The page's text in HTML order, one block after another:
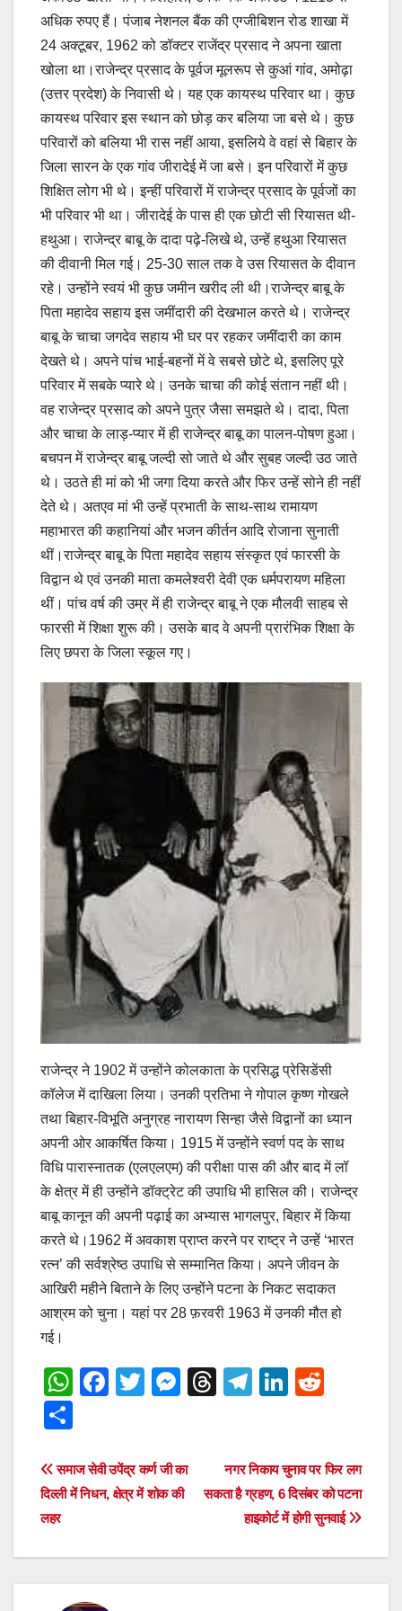
अधिक रुपए हैं। पंजाब नेशनल बैंक की एग्जीबिशन रोड शाखा में
24 अक्टूबर, 1962 को डॉक्टर राजेंद्र प्रसाद ने अपना खाता
खोला था।राजेन्द्र प्रसाद के पूर्वज मूलरूप से कुआं गांव, अमोढ़ा
(उत्तर प्रदेश) के निवासी थे। यह एक कायस्थ परिवार था। कुछ
कायस्थ परिवार इस स्थान को छोड़ कर बलिया जा बसे थे। कुछ
परिवारों को बलिया भी रास नहीं आया, इसलिये वे वहां से बिहार के
जिला सारन के एक गांव जीरादेई में जा बसे। इन परिवारों में कुछ
शिक्षित लोग भी थे। इन्हीं परिवारों में राजेन्द्र प्रसाद के पूर्वजों का
भी परिवार भी था। जीरादेई के पास ही एक छोटी सी रियासत थी-
हथुआ। राजेन्द्र बाबू के दादा पढ़े-लिखे थे, उन्हें हथुआ रियासत
की दीवानी मिल गई। 25-30 साल तक वे उस रियासत के दीवान
रहे। उन्होंने स्वयं भी कुछ जमीन खरीद ली थी।राजेन्द्र बाबू के
पिता महादेव सहाय इस जमींदारी की देखभाल करते थे। राजेन्द्र
बाबू के चाचा जगदेव सहाय भी घर पर रहकर जमींदारी का काम
देखते थे। अपने पांच भाई-बहनों में वे सबसे छोटे थे, इसलिए पूरे
परिवार में सबके प्यारे थे। उनके चाचा की कोई संतान नहीं थी।
वह राजेन्द्र प्रसाद को अपने पुत्र जैसा समझते थे। दादा, पिता
और चाचा के लाड़-प्यार में ही राजेन्द्र बाबू का पालन-पोषण हुआ।
बचपन में राजेन्द्र बाबू जल्दी सो जाते थे और सुबह जल्दी उठ जाते
थे। उठते ही मां को भी जगा दिया करते और फिर उन्हें सोने ही नहीं
देते थे। अतएव मां भी उन्हें प्रभाती के साथ-साथ रामायण
महाभारत की कहानियां और भजन कीर्तन आदि रोजाना सुनाती
थीं।राजेन्द्र बाबू के पिता महादेव सहाय संस्कृत एवं फारसी के
विद्वान थे एवं उनकी माता कमलेश्वरी देवी एक धर्मपरायण महिला
थीं। पांच वर्ष की उम्र में ही राजेन्द्र बाबू ने एक मौलवी साहब से
फारसी में शिक्षा शुरू की। उसके बाद वे अपनी प्रारंभिक शिक्षा के
लिए छपरा के जिला स्कूल गए।
राजेन्द्र ने 1902 में उन्होंने कोलकाता के प्रसिद्ध प्रेसिडेंसी
कॉलेज में दाखिला लिया। उनकी प्रतिभा ने गोपाल कृष्ण गोखले
तथा बिहार-विभूति अनुग्रह नारायण सिन्हा जैसे विद्वानों का ध्यान
अपनी ओर आकर्षित किया। 1915 में उन्होंने स्वर्ण पद के साथ
विधि पारास्नातक (एलएलएम) की परीक्षा पास की और बाद में लॉ
के क्षेत्र में ही उन्होंने डॉक्ट्रेट की उपाधि भी हासिल की। राजेन्द्र
बाबू कानून की अपनी पढ़ाई का अभ्यास भागलपुर, बिहार में किया
करते थे।1962 में अवकाश प्राप्त करने पर राष्ट्र ने उन्हें ‘भारत
रत्‍‌न’ की सर्वश्रेष्ठ उपाधि से सम्मानित किया। अपने जीवन के
आखिरी महीने बिताने के लिए उन्होंने पटना के निकट सदाकत
आश्रम को चुना। यहां पर 28 फ़रवरी 1963 में उनकी मौत हो
गई।
W
s
A
p
F
e
b
o
T
er
M
e
n
er
T
a
d
T
gr
a
m
Li
e
dI
n
di
t
ar
e
Post
navigation
नगर निकाय चुनाव पर फिर लग
सकता है ग्रहण, 6 दिसंबर को पटना
हाइकोर्ट में होगी सुनवाई
समाज सेवी उपेंद्र कर्ण जी का
दिल्ली में निधन, क्षेत्र में शोक की
लहर